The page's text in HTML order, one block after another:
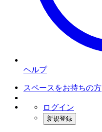
ヘルプ
スペースをお持ちの方
ログイン
新規登録